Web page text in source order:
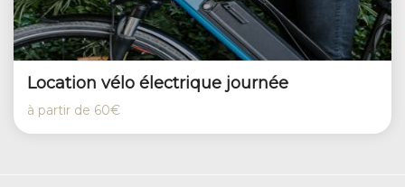
Location vélo électrique journée
à partir de 60€